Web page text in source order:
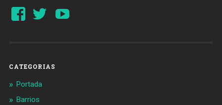
Ver
perfil
Ver
perfil
CATEGORIAS
Portada
Barrios